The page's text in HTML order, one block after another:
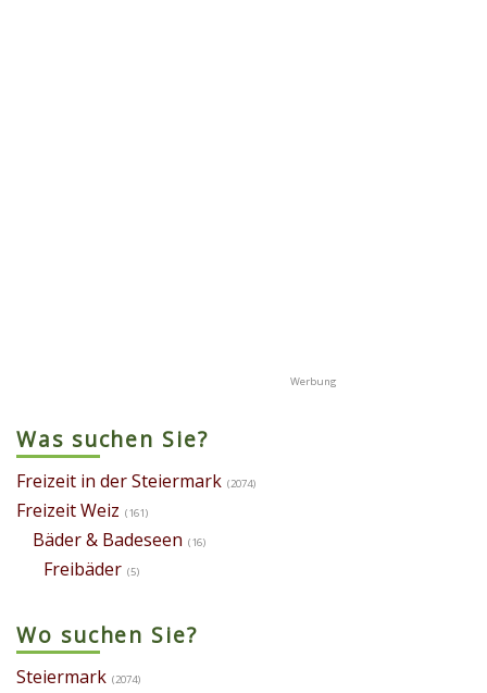
Was suchen Sie?
Freizeit in der Steiermark (2074)
Freizeit Weiz (161)
Bäder & Badeseen (16)
Freibäder (5)
Wo suchen Sie?
Steiermark (2074)